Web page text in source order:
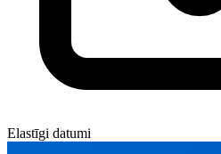
Elastīgi datumi